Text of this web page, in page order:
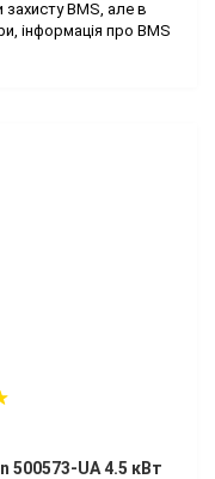
захисту BMS, але в
інформація про BMS
500573-UA 4.5 кВт